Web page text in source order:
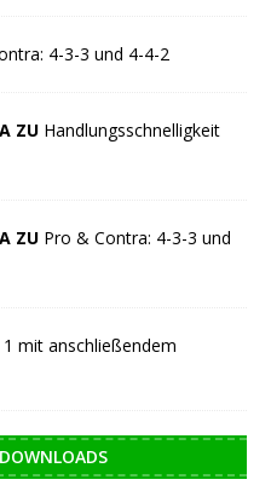
4-3-3 und 4-4-2
ZU Handlungsschnelligkeit
ZU Pro & Contra: 4-3-3 und
1 mit anschließendem